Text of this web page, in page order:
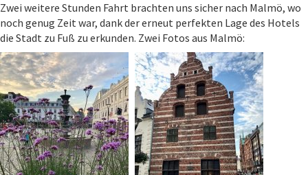
Zwei weitere Stunden Fahrt brachten uns sicher nach Malmö, wo
noch genug Zeit war, dank der erneut perfekten Lage des Hotels
die Stadt zu Fuß zu erkunden. Zwei Fotos aus Malmö: